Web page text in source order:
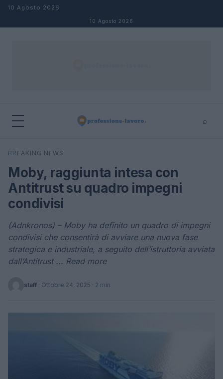
Salta al contenuto
10 Agosto 2026
10 Agosto 2026
⌕
Cerca
BREAKING NEWS
Moby, raggiunta intesa con
Antitrust su quadro impegni
condivisi
(Adnkronos) – Moby ha definito un quadro di impegni
condivisi che consentirà di avviare una nuova fase
strategica e industriale, a seguito dell’istruttoria avviata
dall’Antitrust ... Read more
staff · Ottobre 24, 2025 · 2 min